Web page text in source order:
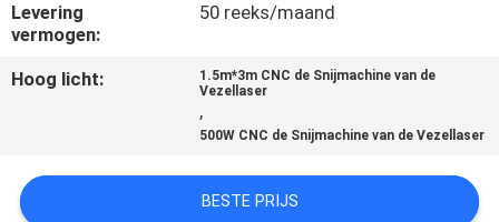
SITEMAP
PRIVACYBELEID
Levering
vermogen:
50 reeks/maand
Hoog licht:
1.5m*3m CNC de Snijmachine van de
Vezellaser
,
500W CNC de Snijmachine van de Vezellaser
BESTE PRIJS